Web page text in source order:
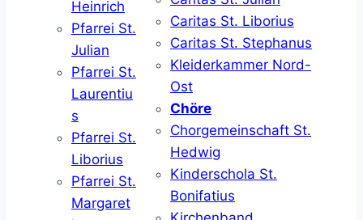
Heinrich
Pfarrei St.
Julian
Pfarrei St.
Laurentiu
s
Pfarrei St.
Liborius
Pfarrei St.
Margaret
Caritas St. Liborius
Caritas St. Stephanus
Kleiderkammer Nord-
Ost
Chöre
Chorgemeinschaft St.
Hedwig
Kinderschola St.
Bonifatius